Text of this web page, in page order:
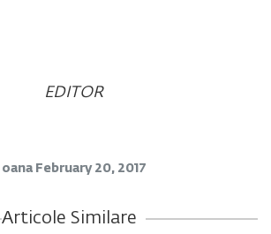
EDITOR
oana February 20, 2017
Articole Similare